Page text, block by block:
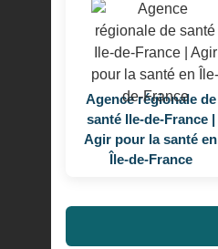
Agence régionale de
santé Ile-de-France |
Agir pour la santé en
Île-de-France